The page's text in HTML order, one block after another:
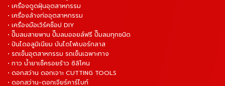
• เครื่องดูดฝุ่นอุตสาหกรรม
• เครื่องล้างท่ออุตสาหกรรม
• เครื่องมือเวิร์คช็อป DIY
• ปั๊มลมสายพาน ปั๊มลมออยล์ฟรี ปั๊มลมทุกชนิด
• ปันไดอลูมิเนียม บันไดไฟเบอร์กลาส
• รถเข็นอุตสาหกรรม รถเข็นเฉพาะทาง
• กาว น้ำยาเช็ครอยร้าว ซิลิโคน
• ดอกสว่าน ดอกเจาะ CUTTING TOOLS
• ดอกสว่าน-ดอกเจียร์คาร์ไบท์